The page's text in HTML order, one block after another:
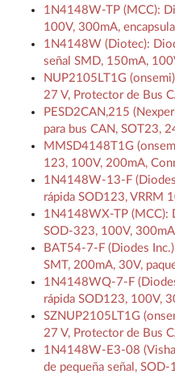
1N4148W-TP (MCC):
100V, 300mA,
1N4148W (Diotec):
señal SMD, 150mA,
NUP2105LT1G
27 V, Protector de Bus
PESD2CAN,215
para bus CAN, SOT23,
MMSD4148T1G
123, 100V, 200mA,
1N4148W-13-F
rápida SOD123, VRRM
1N4148WX-TP (MCC):
SOD-323, 100V,
BAT54-7-F (Diodes
SMT, 200mA, 30V,
1N4148WQ-7-F
rápida SOD123, 100V,
SZNUP2105LT1G
27 V, Protector de Bus
1N4148W-E3-08
de pequeña señal,